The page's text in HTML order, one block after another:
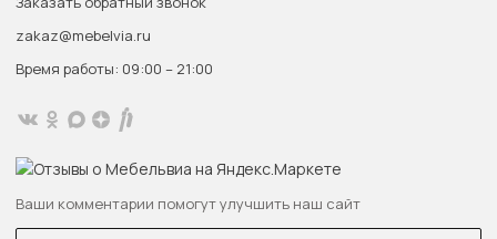
zakaz@mebelvia.ru
Время работы: 09:00 – 21:00
Ваши комментарии помогут улучшить наш сайт